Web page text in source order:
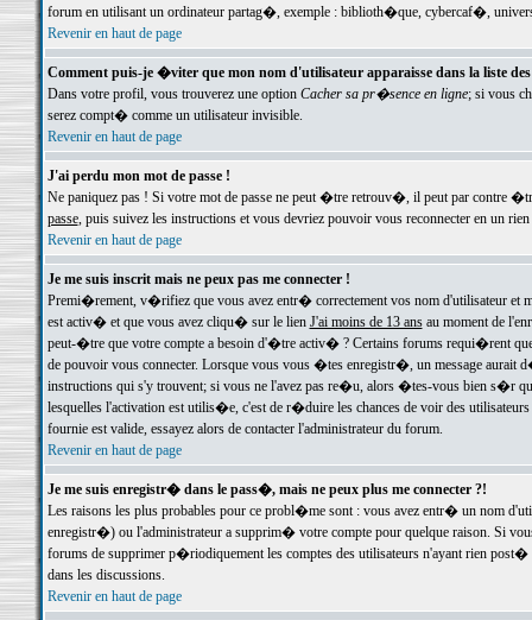
forum en utilisant un ordinateur partag�, exemple : biblioth�que, cybercaf�,
Revenir en haut de page
Comment puis-je �viter que mon nom d'utilisateur apparaisse dans la liste
Dans votre profil, vous trouverez une option Cacher sa pr�sence en ligne; si vous
serez compt� comme un utilisateur invisible.
Revenir en haut de page
J'ai perdu mon mot de passe !
Ne paniquez pas ! Si votre mot de passe ne peut �tre retrouv�, il peut par contre
passe, puis suivez les instructions et vous devriez pouvoir vous reconnecter en un rien
Revenir en haut de page
Je me suis inscrit mais ne peux pas me connecter !
Premi�rement, v�rifiez que vous avez entr� correctement vos nom d'utilisateur
est activ� et que vous avez cliqu� sur le lien J'ai moins de 13 ansau moment de
peut-�tre que votre compte a besoin d'�tre activ� ? Certains forums requi�rent
de pouvoir vous connecter. Lorsque vous vous �tes enregistr�, un message aurait
instructions qui s'y trouvent; si vous ne l'avez pas re�u, alors �tes-vous bien s�r
lesquelles l'activation est utilis�e, c'est de r�duire les chances de voir des
fournie est valide, essayez alors de contacter l'administrateur du forum.
Revenir en haut de page
Je me suis enregistr� dans le pass�, mais ne peux plus me connecter ?!
Les raisons les plus probables pour ce probl�me sont : vous avez entr� un nom
enregistr�) ou l'administrateur a supprim� votre compte pour quelque raison. Si
forums de supprimer p�riodiquement les comptes des utilisateurs n'ayant rien
dans les discussions.
Revenir en haut de page